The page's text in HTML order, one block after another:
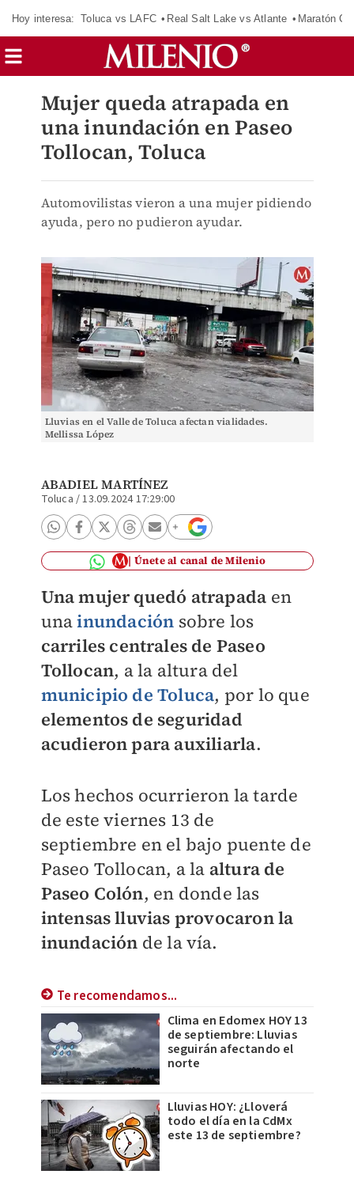
Hoy interesa: Toluca vs LAFC Real Salt Lake vs Atlante Maratón
Mujer queda atrapada en
una inundación en Paseo
Tollocan, Toluca
Automovilistas vieron a una mujer pidiendo
ayuda, pero no pudieron ayudar.
Lluvias en el Valle de Toluca afectan vialidades.
Mellissa López
ABADIEL MARTÍNEZ
Toluca /13.09.2024 17:29:00
Únete al canal de Milenio
Una mujer quedó atrapada en
unainundación sobre los
carriles centrales de Paseo
Tollocan, a la altura del
municipio de Toluca, por lo que
elementos de seguridad
acudieron para auxiliarla.
Los hechos ocurrieron la tarde
de este viernes 13 de
septiembre en el bajo puente de
Paseo Tollocan, a la altura de
Paseo Colón, en donde las
intensas lluvias provocaron la
inundación de la vía.
Te recomendamos...
Clima en Edomex HOY 13
de septiembre: Lluvias
seguirán afectando el
norte
Lluvias HOY: ¿Lloverá
todo el día en la CdMx
este 13 de septiembre?